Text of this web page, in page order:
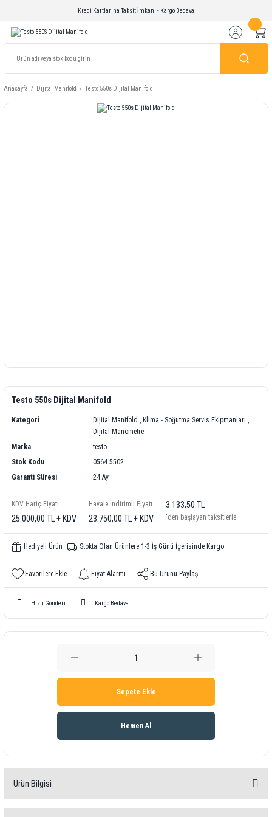
Kredi Kartlarına Taksit İmkanı - Kargo Bedava
Anasayfa Dijital Manifold Testo 550s Dijital Manifold
Testo 550s Dijital Manifold
Kategori Dijital Manifold , Klima - Soğutma Servis Ekipmanları ,
Dijital Manometre
Marka
testo
Stok Kodu
0564 5502
Garanti Süresi
24 Ay
KDV Hariç Fiyatı
25.000,00 TL + KDV
Havale İndirimli Fiyatı
23.750,00 TL + KDV
3.133,50 TL
'den başlayan taksitlerle
Hediyeli Ürün Stokta Olan Ürünlere 1-3 İş Günü İçerisinde Kargo
Fiyat Alarmı Bu Ürünü Paylaş
Hızlı Gönderi Kargo Bedava
Sepete Ekle
Hemen Al
Ürün Bilgisi